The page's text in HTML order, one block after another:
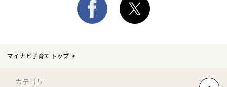
マイナビ子育てトップ
カテゴリ